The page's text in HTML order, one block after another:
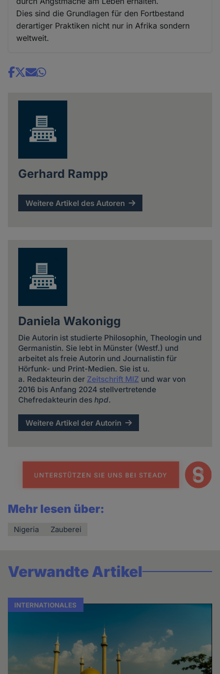
Dies sind die Grundlagen für den Fortbestand
derartiger Praktiken nicht nur in Afrika sondern
weltweit.
Share
Gerhard Rampp
Weitere Artikel des Autoren
Daniela Wakonigg
Die Autorin ist studierte Philosophin, Theologin und
Germanistin. Sie lebt in Münster (Westf.) und
arbeitet als freie Autorin und Journalistin für
Hörfunk- und Print-Medien. Sie ist u.
a. Redakteurin der Zeitschrift MIZ und war von
2016 bis Anfang 2024 stellvertretende
Chefredakteurin des hpd.
Weitere Artikel der Autorin
Mehr lesen über:
Nigeria Zauberei
Verwandte Artikel
INTERNATIONALES